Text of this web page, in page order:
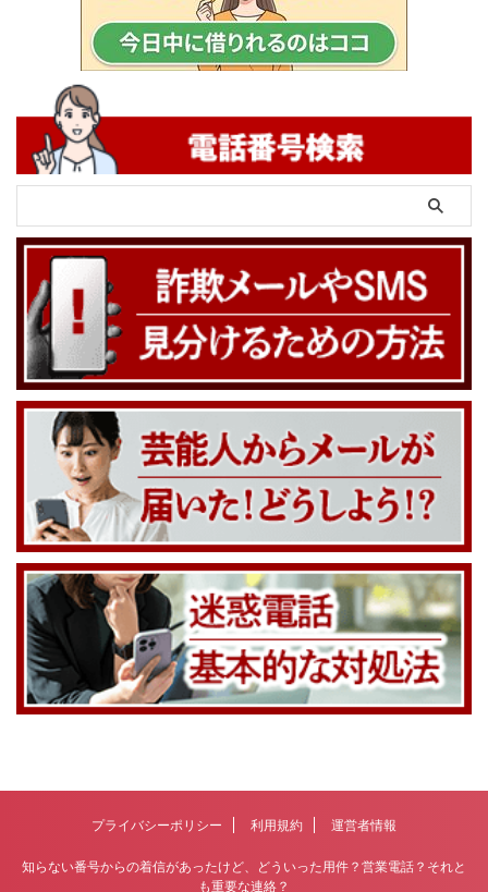
プライバシーポリシー 利用規約 運営者情報
知らない番号からの着信があったけど、どういった用件？営業電話？それと
も重要な連絡？